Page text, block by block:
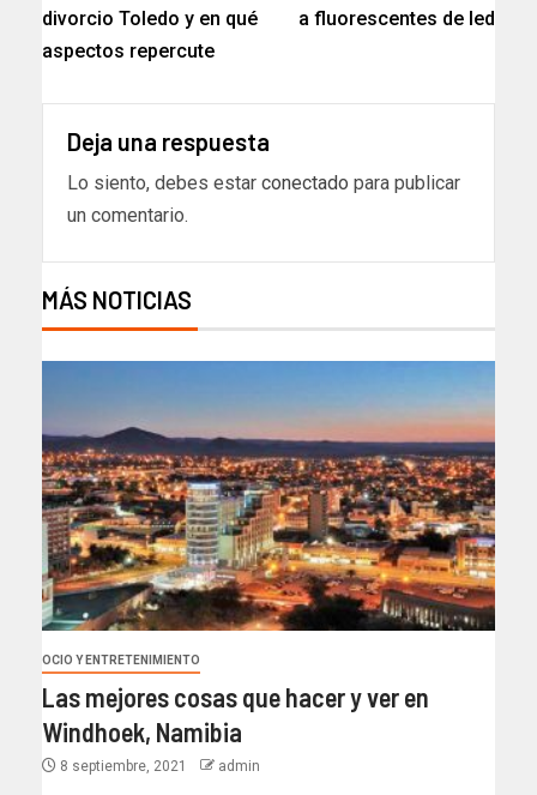
divorcio Toledo y en qué
aspectos repercute
a fluorescentes de led
Deja una respuesta
Lo siento, debes estar conectado para publicar
un comentario.
MÁS NOTICIAS
OCIO Y ENTRETENIMIENTO
Las mejores cosas que hacer y ver en
Windhoek, Namibia
8 septiembre, 2021 admin